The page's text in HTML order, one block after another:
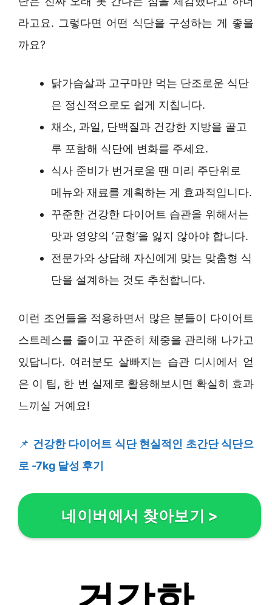
라고요. 그렇다면 어떤 식단을 구성하는 게 좋을
까요?
닭가슴살과 고구마만 먹는 단조로운 식단
은 정신적으로도 쉽게 지칩니다.
채소, 과일, 단백질과 건강한 지방을 골고
루 포함해 식단에 변화를 주세요.
식사 준비가 번거로울 땐 미리 주단위로
메뉴와 재료를 계획하는 게 효과적입니다.
꾸준한 건강한 다이어트 습관을 위해서는
맛과 영양의 ‘균형’을 잃지 않아야 합니다.
전문가와 상담해 자신에게 맞는 맞춤형 식
단을 설계하는 것도 추천합니다.
이런 조언들을 적용하면서 많은 분들이 다이어트
스트레스를 줄이고 꾸준히 체중을 관리해 나가고
있답니다. 여러분도 살빠지는 습관 디시에서 얻
은 이 팁, 한 번 실제로 활용해보시면 확실히 효과
느끼실 거예요!
📌 건강한 다이어트 식단 현실적인 초간단 식단으
로 -7kg 달성 후기
네이버에서 찾아보기 >